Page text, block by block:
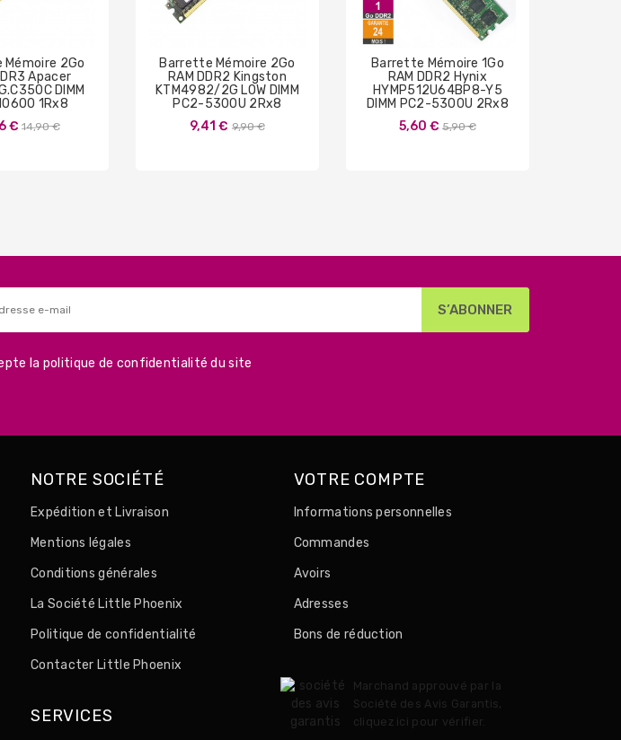
2Go
Apacer
DIMM
1Rx8
€ Prix
14,90 €
Barrette Mémoire 2Go
RAM DDR2 Kingston
KTM4982/2G LOW DIMM
PC2-5300U 2Rx8
9,41 € Prix
9,90 €
Barrette Mémoire 1Go
RAM DDR2 Hynix
HYMP512U64BP8-Y5
DIMM PC2-5300U 2Rx8
5,60 € Prix
5,90 €
la politique de confidentialité du site
NOTRE SOCIÉTÉ
Expédition et Livraison
Mentions légales
Conditions générales
La Société Little Phoenix
Politique de confidentialité
Contacter Little Phoenix
SERVICES
VOTRE COMPTE
Informations personnelles
Commandes
Avoirs
Adresses
Bons de réduction
Marchand approuvé par la
Société des Avis Garantis,
cliquez ici pour vérifier.